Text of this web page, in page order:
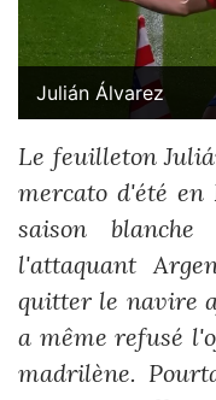
Julián Álvarez
Le feuilleton
mercato d'été en
saison
l'attaquant
quitter le navire
a même refusé
madrilène.